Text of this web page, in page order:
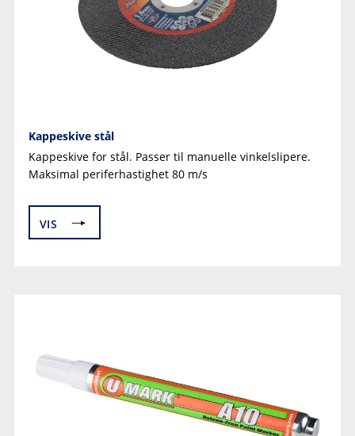
Kappeskive stål
Kappeskive for stål. Passer til manuelle vinkelslipere.
Maksimal periferhastighet 80 m/s
VIS